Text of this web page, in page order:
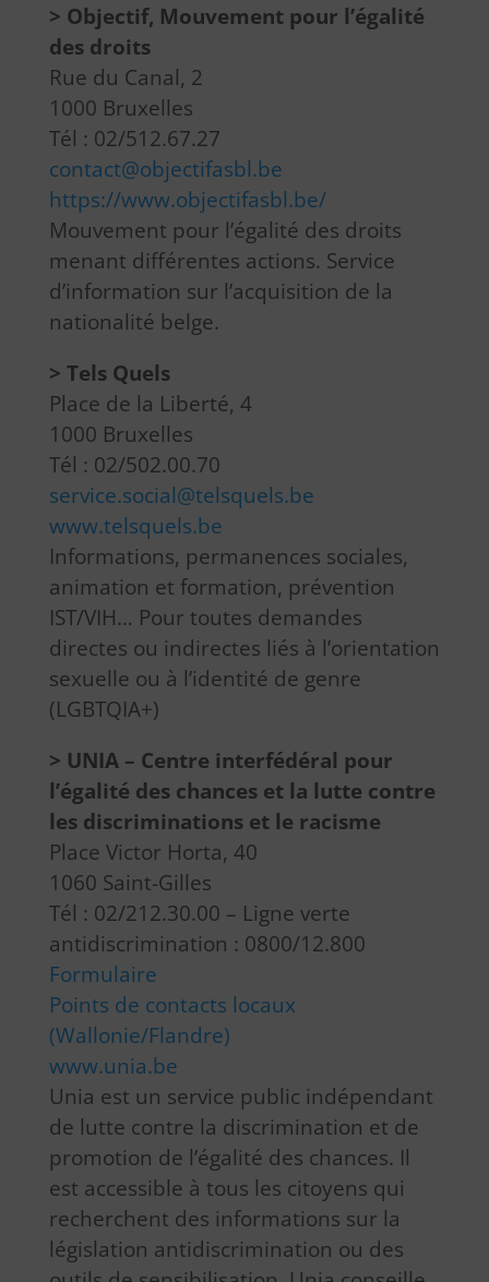
> Objectif, Mouvement pour l’égalité
des droits
Rue du Canal, 2
1000 Bruxelles
Tél : 02/512.67.27
contact@objectifasbl.be
https://www.objectifasbl.be/
Mouvement pour l’égalité des droits
menant différentes actions. Service
d’information sur l’acquisition de la
nationalité belge.
> Tels Quels
Place de la Liberté, 4
1000 Bruxelles
Tél : 02/502.00.70
service.social@telsquels.be
www.telsquels.be
Informations, permanences sociales,
animation et formation, prévention
IST/VIH… Pour toutes demandes
directes ou indirectes liés à l’orientation
sexuelle ou à l’identité de genre
(LGBTQIA+)
> UNIA – Centre interfédéral pour
l’égalité des chances et la lutte contre
les discriminations et le racisme
Place Victor Horta, 40
1060 Saint-Gilles
Tél : 02/212.30.00 – Ligne verte
antidiscrimination : 0800/12.800
Formulaire
Points de contacts locaux
(Wallonie/Flandre)
www.unia.be
Unia est un service public indépendant
de lutte contre la discrimination et de
promotion de l’égalité des chances. Il
est accessible à tous les citoyens qui
recherchent des informations sur la
législation antidiscrimination ou des